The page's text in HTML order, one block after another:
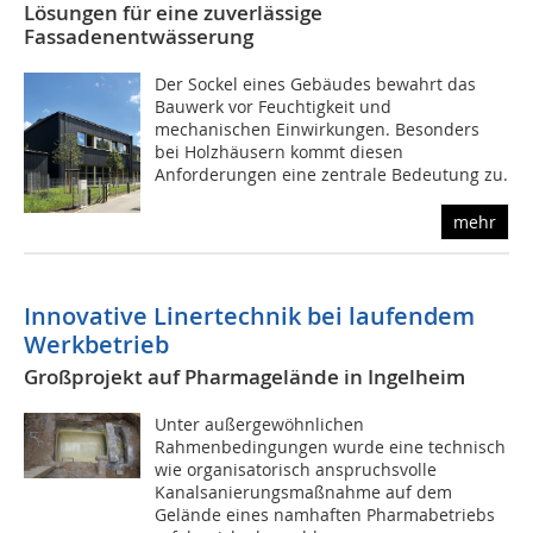
Lösungen für eine zuverlässige
Fassadenentwässerung
Der Sockel eines Gebäudes bewahrt das
Bauwerk vor Feuchtigkeit und
mechanischen Einwirkungen. Besonders
bei Holzhäusern kommt diesen
Anforderungen eine zentrale Bedeutung zu.
mehr
Innovative Linertechnik bei laufendem
Werkbetrieb
Großprojekt auf Pharmagelände in Ingelheim
Unter außergewöhnlichen
Rahmenbedingungen wurde eine technisch
wie organisatorisch anspruchsvolle
Kanalsanierungsmaßnahme auf dem
Gelände eines namhaften Pharmabetriebs